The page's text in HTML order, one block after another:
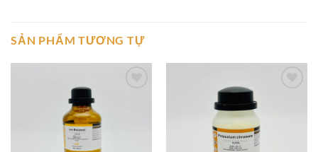
SẢN PHẨM TƯƠNG TỰ